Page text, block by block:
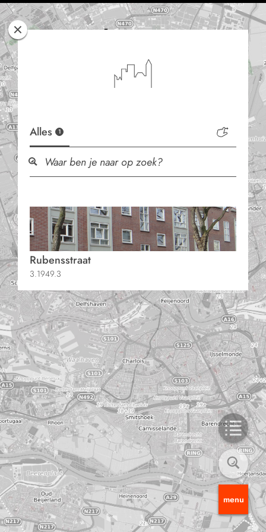
Rotterdam
menu
Alles 1
Rubensstraat
3.1949.3